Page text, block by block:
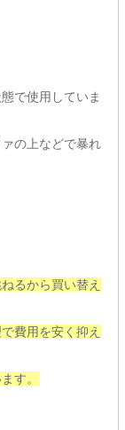
で使用していま
の上などで暴れ
るから買い替え
費用を安く抑え
す。